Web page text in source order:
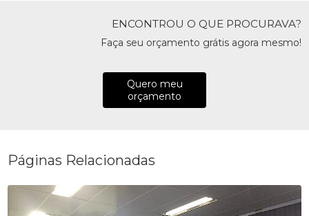
ENCONTROU O QUE PROCURAVA?
Faça seu orçamento grátis agora mesmo!
Quero meu
orçamento
Páginas Relacionadas